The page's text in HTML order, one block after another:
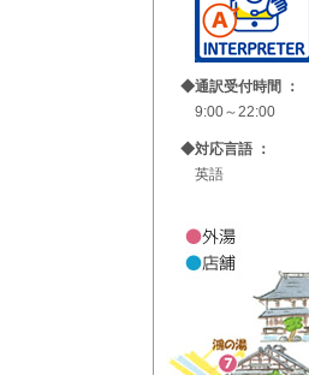
◆通訳受付時間 ：
9:00～22:00
◆対応言語 ：
英語